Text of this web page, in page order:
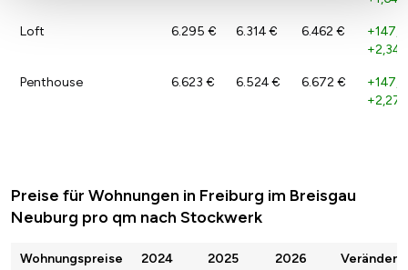
Loft 6.295 € 6.314 € 6.462 €
+2,34
Penthouse 6.623 € 6.524 € 6.672 €
+2,27
Preise für Wohnungen in Freiburg im Breisgau
Neuburg pro qm nach Stockwerk
Wohnungspreise
2024 2025 2026